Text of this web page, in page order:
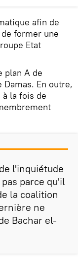
afin de
former une
Etat
plan A de
En outre,
la fois de
l'inquiétude
parce qu'il
la coalition
ne
Bachar el-